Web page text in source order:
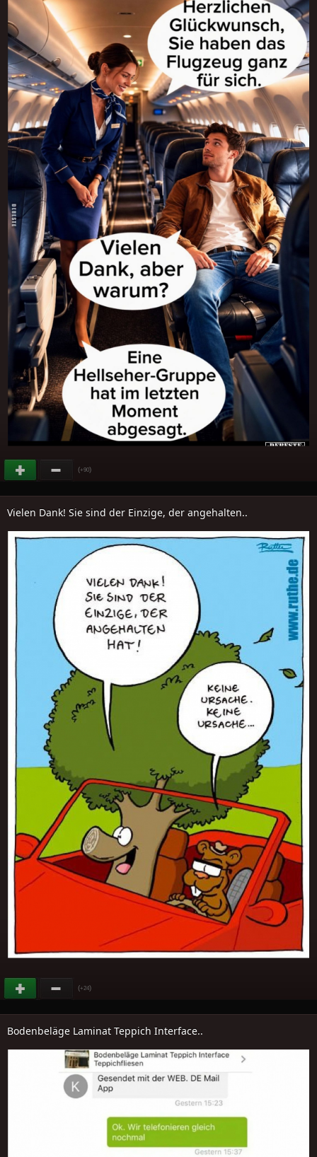
(+90)
Vielen Dank! Sie sind der Einzige, der angehalten..
(+24)
Bodenbeläge Laminat Teppich Interface..